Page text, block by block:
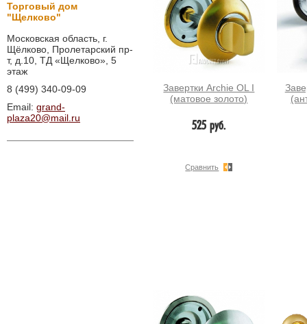
Торговый дом
"Щелково"
Московская область, г.
Щёлково, Пролетарский пр-
т, д.10, ТД «Щелково», 5
этаж
8 (499) 340-09-09
Email: grand-
plaza20@mail.ru
Завертки Archie OL I
(матовое золото)
525 руб.
Сравнить